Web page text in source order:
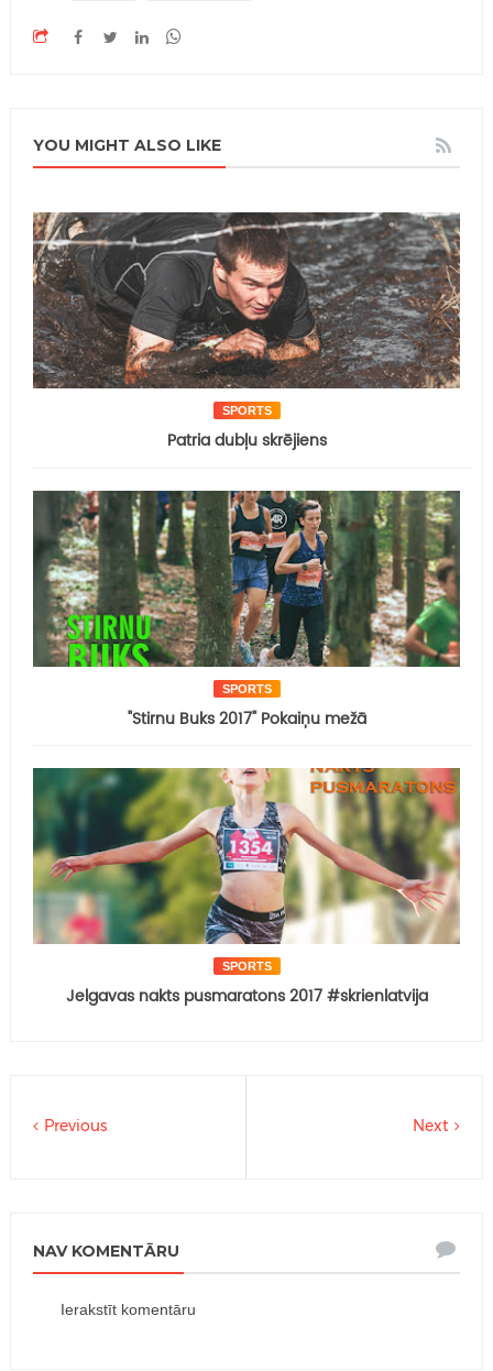
YOU MIGHT ALSO LIKE
SPORTS
Patria dubļu skrējiens
SPORTS
"Stirnu Buks 2017" Pokaiņu mežā
SPORTS
Jelgavas nakts pusmaratons 2017 #skrienlatvija
Next
Previous
NAV KOMENTĀRU
Ierakstīt komentāru